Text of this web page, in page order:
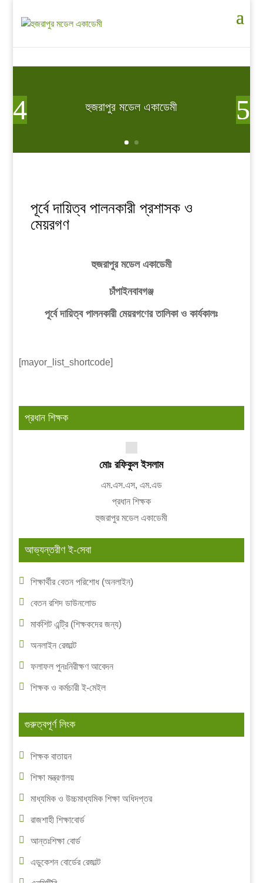
হুজরাপুর মডেল একাডেমী
পূর্বে দায়িত্ব পালনকারী প্রশাসক ও
মেয়রগণ
হুজরাপুর মডেল একাডেমী
চাঁপাইনবাবগঞ্জ
পূর্বে দায়িত্ব পালনকারী মেয়রগণের তালিকা ও কার্যকালঃ
[mayor_list_shortcode]
প্রধান শিক্ষক
মোঃ রফিকুল ইসলাম
এম.এস.এস, এম.এড
প্রধান শিক্ষক
হুজরাপুর মডেল একাডেমী
আভ্যন্তরীণ ই-সেবা
শিক্ষার্থীর বেতন পরিশোধ (অনলাইন)
বেতন রশিদ ডাউনলোড
মার্কশিট এন্ট্রি (শিক্ষকদের জন্য)
অনলাইন রেজাল্ট
ফলাফল পুনঃনিরীক্ষণ আবেদন
শিক্ষক ও কর্মচারী ই-মেইল
গুরুত্বপূর্ণ লিংক
শিক্ষক বাতায়ন
শিক্ষা মন্ত্রণালয়
মাধ্যমিক ও উচ্চমাধ্যমিক শিক্ষা অধিদপ্তর
রাজশাহী শিক্ষাবোর্ড
আন্তঃশিক্ষা বোর্ড
এডুকেশন বোর্ডের রেজাল্ট